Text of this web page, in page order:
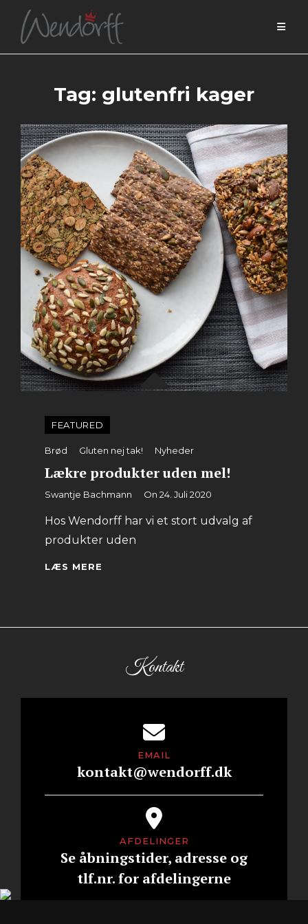
content
Tag: glutenfri kager
FEATURED
Categories
Brød Gluten nej tak! Nyheder
Lækre produkter uden mel!
By
Swantje Bachmann On 24. Juli 2020
Hos Wendorff har vi et stort udvalg af
produkter uden
LÆS MERE
Kontakt
EMAIL
kontakt@wendorff.dk
AFDELINGER
Se åbningstider, adresse og
tlf.nr. for afdelingerne